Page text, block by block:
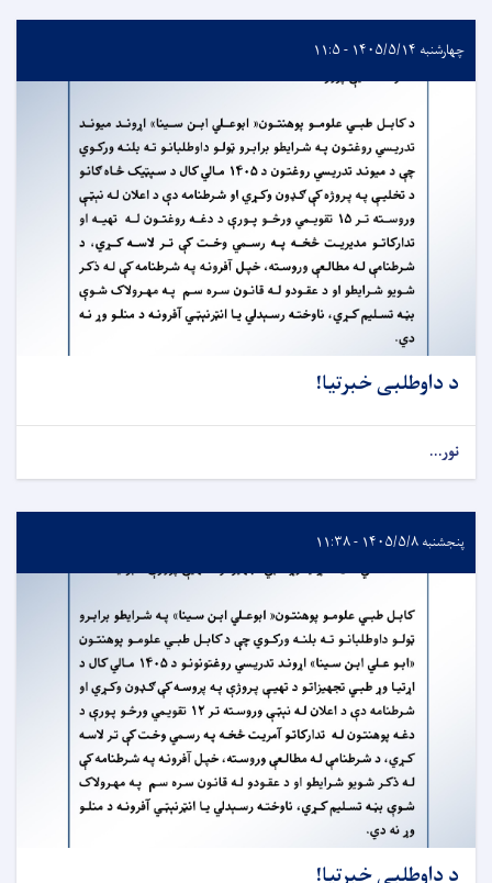
چهارشنبه ۱۴۰۵/۵/۱۴ - ۱۱:۵
د داوطلبی خبرتیا!
نور...
پنجشنبه ۱۴۰۵/۵/۸ - ۱۱:۳۸